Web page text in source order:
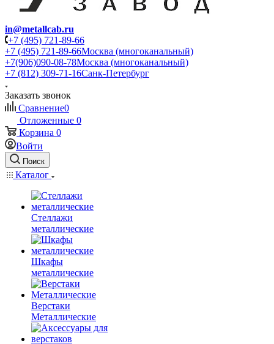
in@metallcab.ru
+7 (495) 721-89-66
+7 (495) 721-89-66Москва (многоканальный)
+7(906)090-08-78Москва (многоканальный)
+7 (812) 309-71-16Санк-Петербург
Заказать звонок
Сравнение0
Отложенные 0
Корзина 0
Войти
Поиск
Каталог
Стеллажи
металлические
Шкафы
металлические
Верстаки
Металлические